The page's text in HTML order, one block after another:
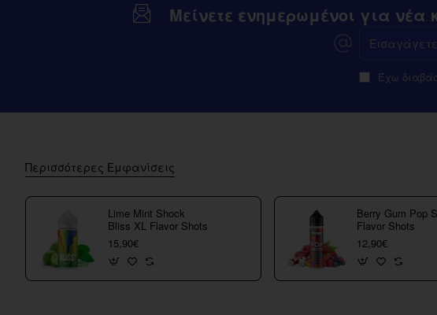
Μείνετε ενημερωμένοι για
email
Έχω
Περισσότερες Εμφανίσεις
Lime Mint Shock
Bliss XL Flavor Shots
15,90€
Berry Gum Pop
Flavor Shots
12,90€